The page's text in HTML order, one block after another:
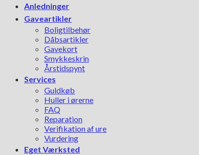
Anledninger
Gaveartikler
Boligtilbehør
Dåbsartikler
Gavekort
Smykkeskrin
Årstidspynt
Services
Guldkøb
Huller i ørerne
FAQ
Reparation
Verifikation af ure
Vurdering
Eget Værksted